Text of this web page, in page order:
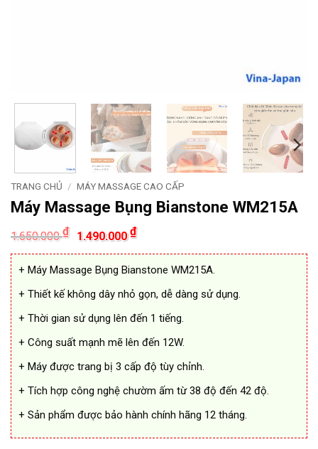
TRANG CHỦ / MÁY MASSAGE CAO CẤP
Máy Massage Bụng Bianstone WM215A
1.650.000₫
Giá
gốc
là:
1.650.000 ₫.
1.490.000₫Giá
hiện
tại
là:
1.490.000 ₫.
+ Máy Massage Bụng Bianstone WM215A.
+ Thiết kế không dây nhỏ gọn, dễ dàng sử dụng.
+ Thời gian sử dụng lên đến 1 tiếng.
+ Công suất mạnh mẽ lên đến 12W.
+ Máy được trang bị 3 cấp độ tùy chỉnh.
+ Tích hợp công nghệ chườm ấm từ 38 độ đến 42 độ.
+ Sản phẩm được bảo hành chính hãng 12 tháng.